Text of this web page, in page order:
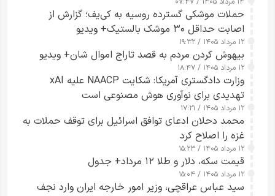
حملات موشکی گسترده روسیه به کی‌یف؛ گزارش از
اصابت حداقل ۳۰ موشک بالستیک+ ویدیو
۱۲ مرداد ۱۴۰۵ / ۱۹:۳۲
بیهوش کردن مردم به قصد تاراج اموال شان+ ویدیو
۱۲ مرداد ۱۴۰۵ / ۱۸:۴۷
وزارت دادگستری آمریکا: شکایت NAACP علیه xAI
تهدیدی برای نوآوری هوش مصنوعی است
۱۲ مرداد ۱۴۰۵ / ۱۷:۲۱
محمد دحلان ادعای توافق اسرائیل برای توقف حملات به
غزه را اصلاح کرد
۱۲ مرداد ۱۴۰۵ / ۱۵:۲۳
قیمت سکه، دلار و طلا ۱۲ مرداد+ جدول
۱۲ مرداد ۱۴۰۵ / ۱۵:۰۴
سید عباس عراقچی، وزیر امور خارجه ایران وارد نجف